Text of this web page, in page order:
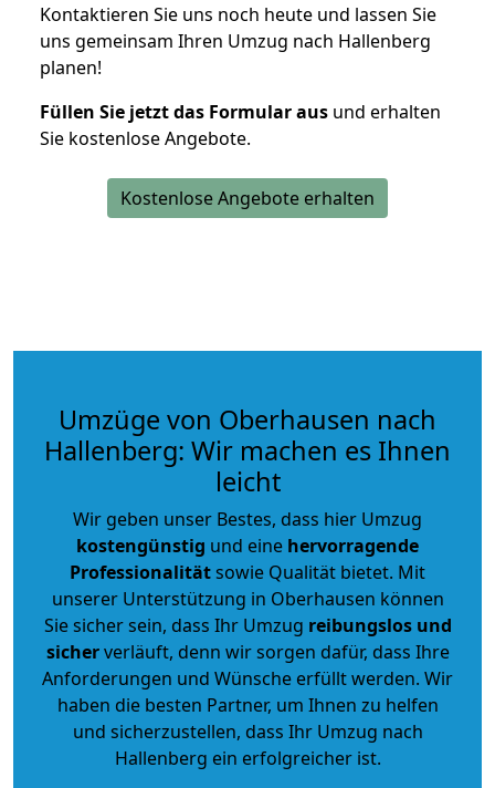
Kontaktieren Sie uns noch heute und lassen Sie
uns gemeinsam Ihren Umzug nach Hallenberg
planen!
Füllen Sie jetzt das Formular aus und erhalten
Sie kostenlose Angebote.
Kostenlose Angebote erhalten
Umzüge von Oberhausen nach
Hallenberg: Wir machen es Ihnen
leicht
Wir geben unser Bestes, dass hier Umzug
kostengünstig und eine hervorragende
Professionalitätsowie Qualität bietet. Mit
unserer Unterstützung in Oberhausen können
Sie sicher sein, dass Ihr Umzug reibungslos und
sicherverläuft, denn wir sorgen dafür, dass Ihre
Anforderungen und Wünsche erfüllt werden. Wir
haben die besten Partner, um Ihnen zu helfen
und sicherzustellen, dass Ihr Umzug nach
Hallenberg ein erfolgreicher ist.